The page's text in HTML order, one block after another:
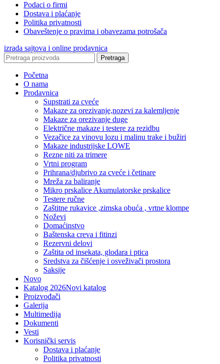
Podaci o firmi
Dostava i plaćanje
Politika privatnosti
Obaveštenje o pravima i obavezama potrošača
izrada sajtova i online prodavnica
Pretraga
Početna
O nama
Prodavnica
Supstrati za cveće
Makaze za orezivanje,nozevi za kalemljenje
Makaze za orezivanje duge
Električne makaze i testere za rezidbu
Vezačice za vinovu lozu i malinu trake i bužiri
Makaze industrijske LOWE
Rezne niti za trimere
Vrtni program
Prihrana/djubrivo za cveće i četinare
Mreža za baliranje
Mikro prskalice Akumulatorske prskalice
Testere ručne
Zaštitne rukavice ,zimska obuća , vrtne klompe
Noževi
Domaćinstvo
Baštenska creva i fitinzi
Rezervni delovi
Zaštita od insekata, glodara i ptica
Sredstva za čišćenje i osveživači prostora
Saksije
Novo
Katalog 2026Novi katalog
Proizvođači
Galerija
Multimedija
Dokumenti
Vesti
Korisnički servis
Dostava i plaćanje
Politika privatnosti